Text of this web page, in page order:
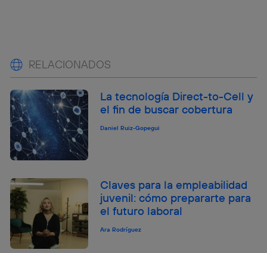
RELACIONADOS
La tecnología Direct-to-Cell y
el fin de buscar cobertura
Daniel Ruiz-Gopegui
Claves para la empleabilidad
juvenil: cómo prepararte para
el futuro laboral
Ara Rodríguez